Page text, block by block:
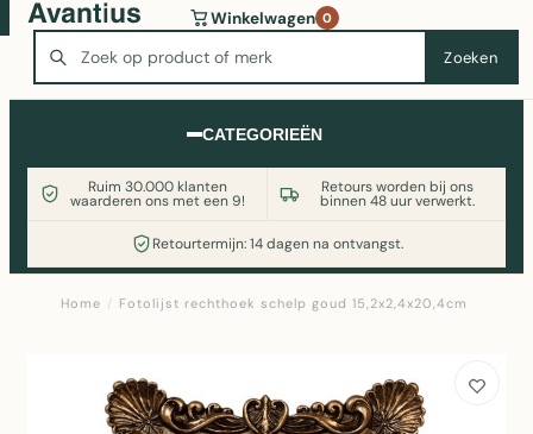
Zoeken
Winkelwagen 0
CATEGORIEËN
Ruim 30.000 klanten
waarderen ons met een 9!
Retours worden bij ons
binnen 48 uur verwerkt.
Retourtermijn: 14 dagen na ontvangst.
Wasmachine of koelkast nodig? Vergelijk alle prijzen op
Witgoedaanbod.nl
Home / Fotolijst rechthoek schelp goud 15,2x2,4x20,4cm